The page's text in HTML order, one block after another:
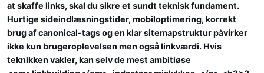
at skaffe links, skal du sikre et sundt teknisk fundament.
Hurtige sideindlæsningstider, mobiloptimering, korrekt
brug af canonical-tags og en klar sitemapstruktur påvirker
ikke kun brugeroplevelsen men også linkværdi. Hvis
teknikken vakler, kan selv de mest ambitiøse